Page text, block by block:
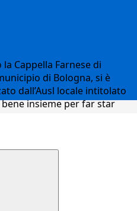
Cappella Farnese di
di Bologna, si è
dall’Ausl locale intitolato
insieme per far star